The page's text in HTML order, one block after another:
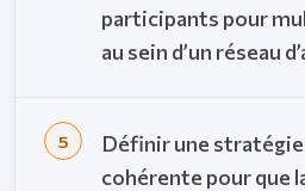
participants pour
au sein d’un réseau
Définir une
cohérente pour que